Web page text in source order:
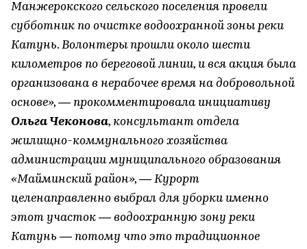
Манжерокского сельского поселения провели
субботник по очистке водоохранной зоны реки
Катунь. Волонтеры прошли около шести
километров по береговой линии, и вся акция была
организована в нерабочее время на добровольной
основе», — прокомментировала инициативу
Ольга Чеконова, консультант отдела
жилищно-коммунального хозяйства
администрации муниципального образования
«Майминский район», — Курорт
целенаправленно выбрал для уборки именно
этот участок — водоохранную зону реки
Катунь — потому что это традиционное